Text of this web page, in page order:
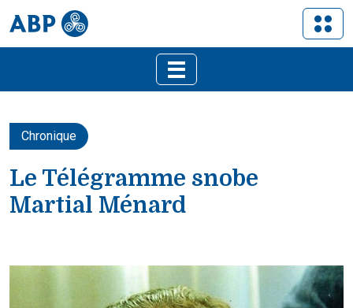
Chronique
Le Télégramme snobe
Martial Ménard